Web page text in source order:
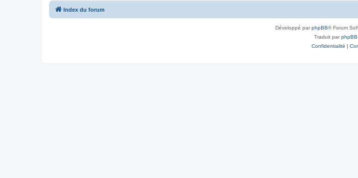
Index du forum
Développé parphpBB® Forum
Traduit par
Confidentialité |